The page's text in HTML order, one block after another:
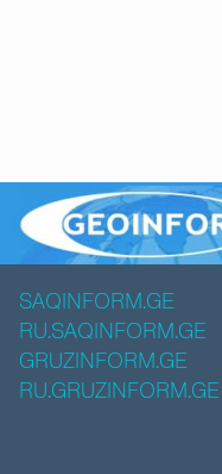
SAQINFORM.GE
RU.SAQINFORM.GE
GRUZINFORM.GE
RU.GRUZINFORM.GE